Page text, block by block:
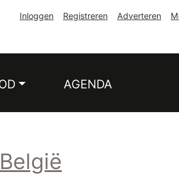
Inloggen Registreren Adverteren
AGENDA